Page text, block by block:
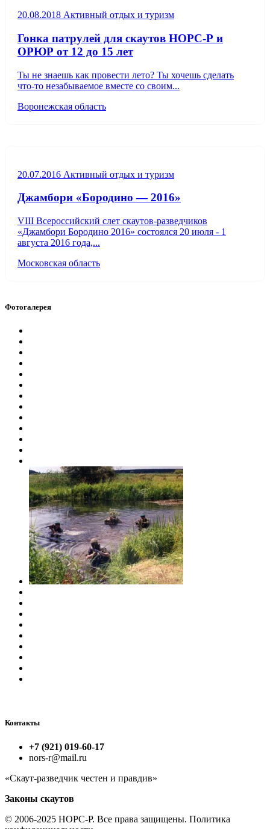
20.08.2018 Активный отдых и туризм
Гонка патрулей для скаутов НОРС-Р и
ОРЮР от 12 до 15 лет
Ты не знаешь как провести лето? Ты хочешь сделать
что-то незабываемое вместе со своим...
Воронежская область
20.07.2016 Активный отдых и туризм
Джамбори «Бородино — 2016»
VIII Всероссийский слет скаутов-разведчиков
«Джамбори Бородино 2016» состоялся 20 июля - 1
августа 2016 года,...
Московская область
Фотогалерея
Контакты
+7 (921) 019-60-17
nors-r@mail.ru
«Скаут-разведчик честен и правдив»
Законы скаутов
© 2006-2025 НОРС-Р. Все права защищены. Политика